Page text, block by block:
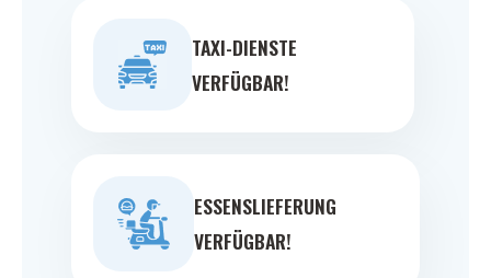
TAXI-DIENSTE
VERFÜGBAR!
ESSENSLIEFERUNG
VERFÜGBAR!